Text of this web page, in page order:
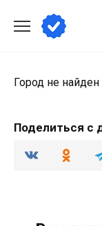
содержанию
Город не
Поделиться с